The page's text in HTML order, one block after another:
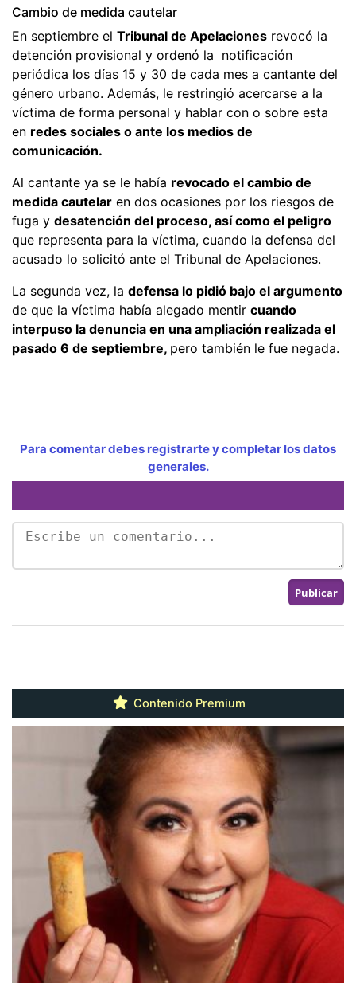
Cambio de medida cautelar
En septiembre el Tribunal de Apelaciones revocó la
detención provisional y ordenó la notificación
periódica los días 15 y 30 de cada mes a cantante del
género urbano. Además, le restringió acercarse a la
víctima de forma personal y hablar con o sobre esta
en redes sociales o ante los medios de
comunicación.
Al cantante ya se le había revocado el cambio de
medida cautelar en dos ocasiones por los riesgos de
fuga y desatención del proceso, así como el peligro
que representa para la víctima, cuando la defensa del
acusado lo solicitó ante el Tribunal de Apelaciones.
La segunda vez, la defensa lo pidió bajo el argumento
de que la víctima había alegado mentir cuando
interpuso la denuncia en una ampliación realizada el
pasado 6 de septiembre, pero también le fue negada.
Para comentar debes registrarte y completar los datos
generales.
Contenido Premium